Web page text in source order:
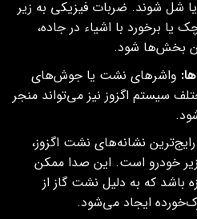
شل شوند. ضربات فیزیکی به زیر
یا برخورد با اشیاء در جاده،
بخش‌ها شود.
واشرهای نشت یا جوش‌های
سیستم اگزوز نیز می‌تواند منجر
نشانه‌های نشت اگزوز،
خودرو است. این صدا ممکن
باشد که به دلیل نشت گاز از
ایجاد می‌شود.